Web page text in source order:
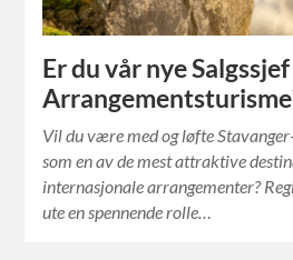
Er du vår nye Salgssjef
Vil du være med og løfte
som en av de mest attraktive
internasjonale arrangementer?
ute en spennende rolle…